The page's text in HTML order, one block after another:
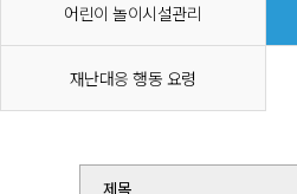
어린이 놀이시설관리
재난대응 행동 요령